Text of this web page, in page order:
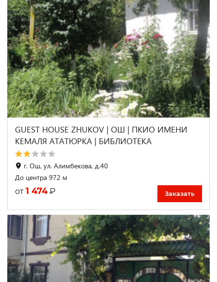
GUEST HOUSE ZHUKOV | ОШ | ПКИО ИМЕНИ
КЕМАЛЯ АТАТЮРКА | БИБЛИОТЕКА
г. Ош, ул. Алимбекова, д.40
До центра 972 м
от 1 474 ₽ Заказать